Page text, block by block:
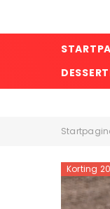
Korting 20